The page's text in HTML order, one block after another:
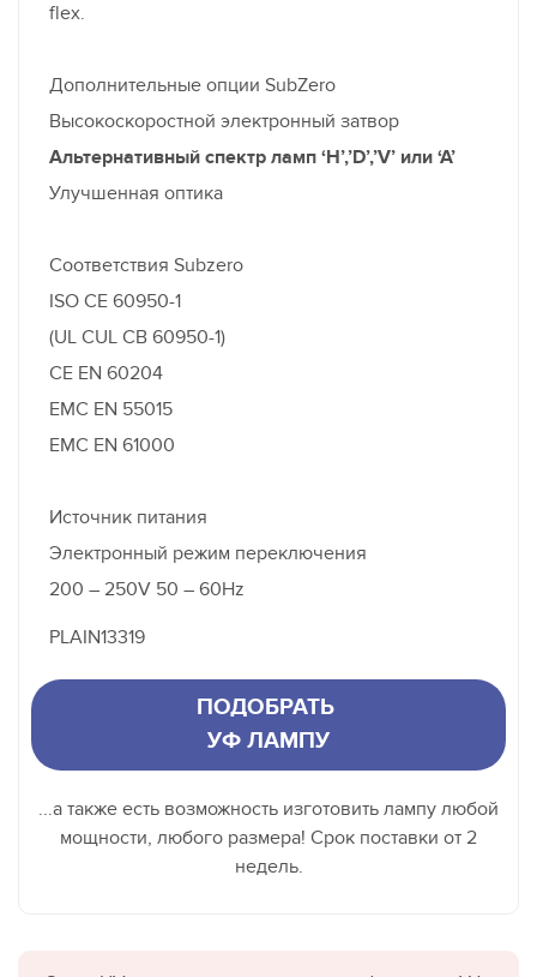
flex.
Дополнительные опции SubZero
Высокоскоростной электронный затвор
Альтернативный спектр ламп ‘H’,’D’,’V’ или ‘A’
Улучшенная оптика
Соответствия Subzero
ISO CE 60950-1
(UL CUL CB 60950-1)
CE EN 60204
EMC EN 55015
EMC EN 61000
Источник питания
Электронный режим переключения
200 – 250V 50 – 60Hz
PLAIN13319
ПОДОБРАТЬ
УФ ЛАМПУ
...а также есть возможность изготовить лампу любой
мощности, любого размера! Срок поставки от 2
недель.